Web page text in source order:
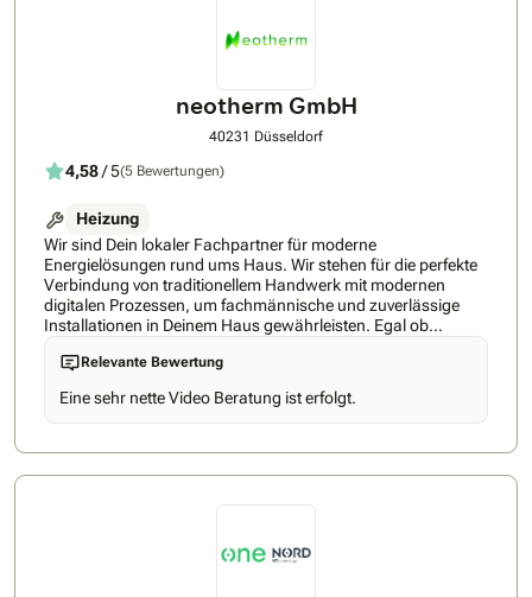
neotherm GmbH
40231 Düsseldorf
4,58/ 5(5 Bewertungen)
Heizung
Wir sind Dein lokaler Fachpartner für moderne
Energielösungen rund ums Haus. Wir stehen für die perfekte
Verbindung von traditionellem Handwerk mit modernen
digitalen Prozessen, um fachmännische und zuverlässige
Installationen in Deinem Haus gewährleisten. Egal ob
Wärmepumpe, Photovoltaik, Klimagerät und alles, was dazu
gehört - neotherm berät Dich kompetent und unterbreitet Dir
ein schnelles Angebot. Dafür sorgt unser technischer
Geschäftsführer Klaus Tönnies. Er ist Meister (Installateur
und Heizungsbauer), dazu Elektrotechniker und
Deine Immobilie eine maßgeschneiderte Lösung finden. Wir
Erdwärmepumpen. Unser Angebot ist primär auf die
Premium-Marken Bosch, Buderus und die ZEWO
Relevante Bewertung
Eine sehr nette Video Beratung ist erfolgt.